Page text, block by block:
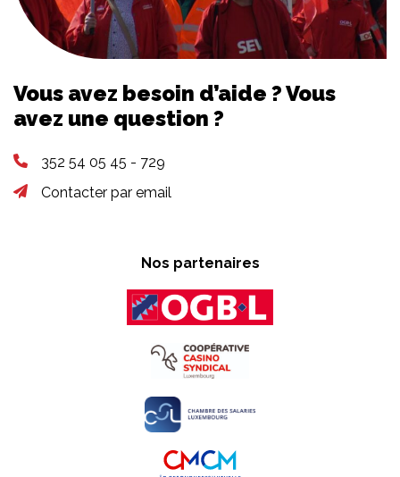
Vous avez besoin d’aide ? Vous
avez une question ?
352 54 05 45 - 729
Contacter par email
Nos partenaires